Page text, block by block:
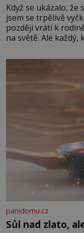
Když se ukázalo, že
jsem se trpělivě
později vrátí k
na světě. Ale každý,
Když se ke mně
panidomu.cz
Sůl nad zlato,